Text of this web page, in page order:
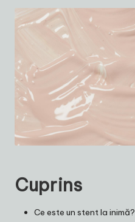
Cuprins
Ce este un stent la inimă?